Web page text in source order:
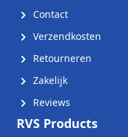
Contact
Verzendkosten
Retourneren
Zakelijk
Reviews
RVS Products